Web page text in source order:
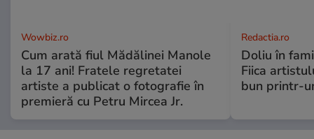
Wowbiz.ro
Cum arată fiul Mădălinei Manole
la 17 ani! Fratele regretatei
artiste a publicat o fotografie în
premieră cu Petru Mircea Jr.
Redactia.ro
Doliu în
Fiica
bun printr-